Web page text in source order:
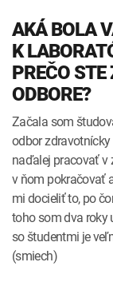
AKÁ BOLA
K
PREČO
ODBORE?
Začala som
odbor
naďalej pracovať v
v ňom pokračovať
mi docieliť to, po
toho som dva roky
so študentmi je
(smiech)